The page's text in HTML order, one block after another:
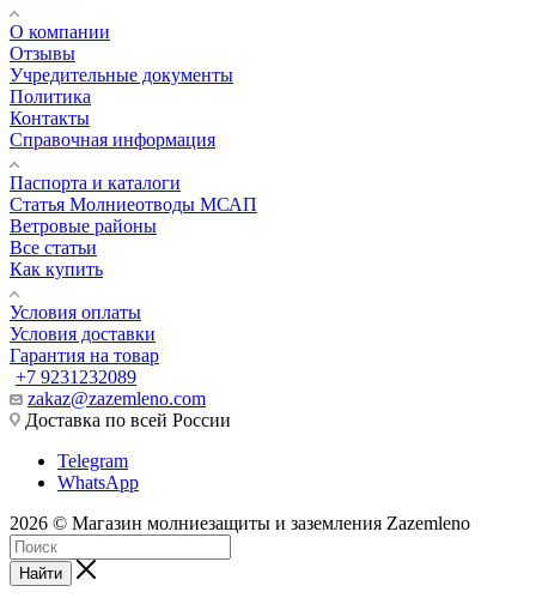
О компании
Отзывы
Учредительные документы
Политика
Контакты
Справочная информация
Паспорта и каталоги
Статья Молниеотводы МСАП
Ветровые районы
Все статьи
Как купить
Условия оплаты
Условия доставки
Гарантия на товар
+7 9231232089
zakaz@zazemleno.com
Доставка по всей России
Telegram
WhatsApp
2026 © Магазин молниезащиты и заземления Zazemleno
Найти